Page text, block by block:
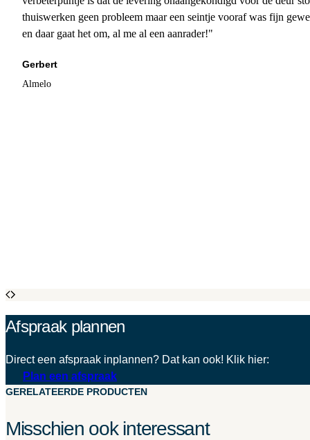
thuiswerken geen probleem maar een seintje vooraf was fijn
en daar gaat het om, al me al een aanrader!"
Gerbert
Almelo
Afspraak plannen
Direct een afspraak inplannen? Dat kan ook! Klik hier:
Plan een afspraak
GERELATEERDE PRODUCTEN
Misschien ook interessant